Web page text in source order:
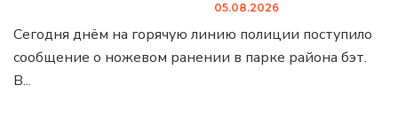
05.08.2026
Сегодня днём на горячую линию полиции поступило
сообщение о ножевом ранении в парке района бэт.
В...